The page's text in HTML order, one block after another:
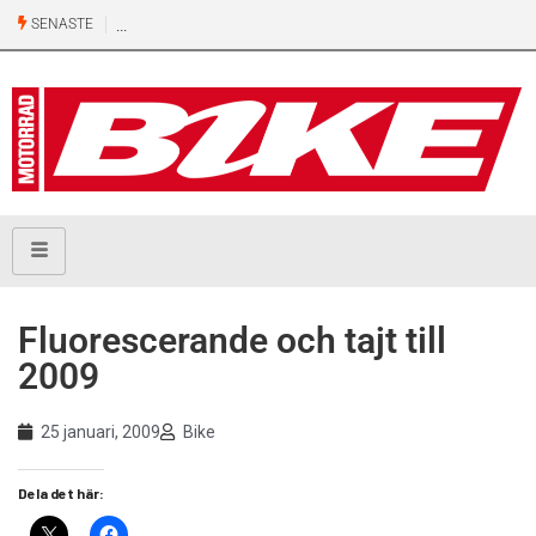
SENASTE
Fluorescerande och tajt till
2009
25 januari, 2009 Bike
Dela det här: